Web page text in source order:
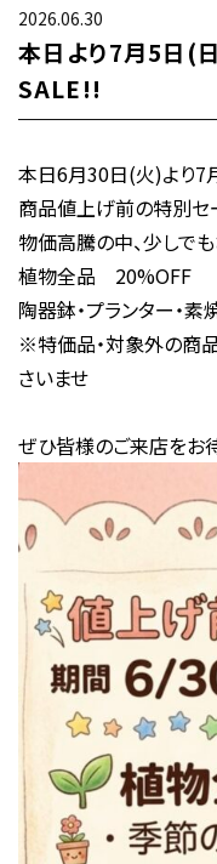
2026.06.30
本日より7月5日(
SALE!!
本日6月30日(火)より7
商品値上げ前の特別
物価高騰の中、少しで
植物全品 20%OFF
陶器鉢・プランター・
※特価品・対象外の商
さいませ
ぜひ皆様のご来店をお